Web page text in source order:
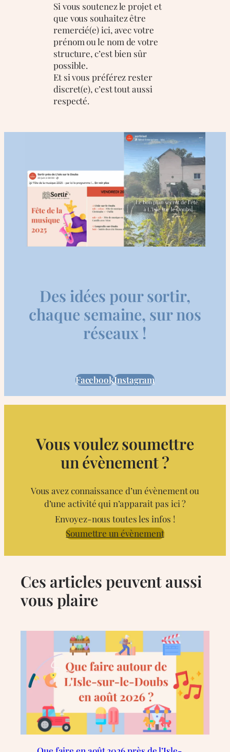
Si vous soutenez le projet et
que vous souhaitez être
remercié(e) ici, avec votre
prénom ou le nom de votre
structure, c’est bien sûr
possible.
Et si vous préférez rester
discret(e), c’est tout aussi
respecté.
Des idées pour sortir,
chaque semaine, sur nos
réseaux !
FacebookInstagram
Vous voulez soumettre
un évènement ?
Vous avez connaissance d’un évènement ou
d’une activité qui n’apparait pas ici ?
Envoyez-nous toutes les infos !
Soumettre un évènement
Ces articles peuvent aussi
vous plaire